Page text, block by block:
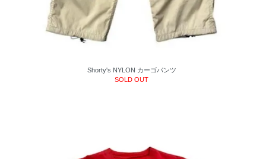
Shorty's NYLON カーゴパンツ
SOLD OUT